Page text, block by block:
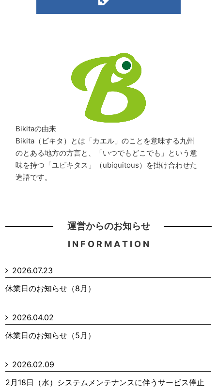
Bikitaの由来
Bikita（ビキタ）とは「カエル」のことを意味する九州
のとある地方の方言と、「いつでもどこでも」という意
味を持つ「ユビキタス」（ubiquitous）を掛け合わせた
造語です。
運営からのお知らせ
I N F O R M A T I O N
2026.07.23
休業日のお知らせ（8月）
2026.04.02
休業日のお知らせ（5月）
2026.02.09
2月18日（水）システムメンテナンスに伴うサービス停止